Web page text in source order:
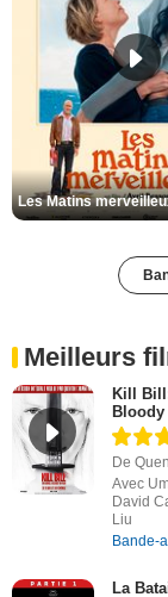
Meilleurs
Kill
De
Avec
David
Liu
Bande-
La